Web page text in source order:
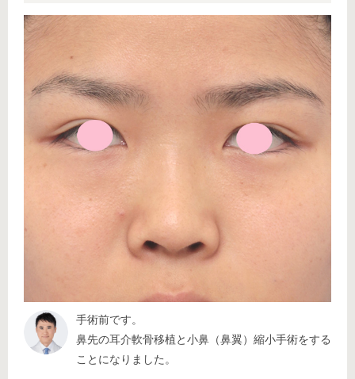
手術前です。
鼻先の耳介軟骨移植と小鼻（鼻翼）縮小手術をする
ことになりました。